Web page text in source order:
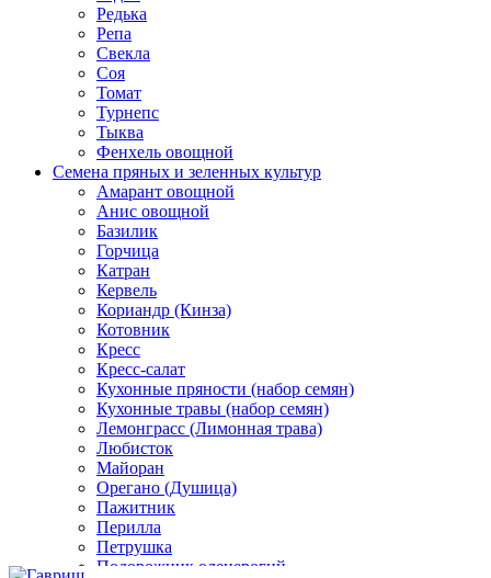
Редька
Репа
Свекла
Соя
Томат
Турнепс
Тыква
Фенхель овощной
Семена пряных и зеленных культур
Амарант овощной
Анис овощной
Базилик
Горчица
Катран
Кервель
Кориандр (Кинза)
Котовник
Кресс
Кресс-салат
Кухонные пряности (набор семян)
Кухонные травы (набор семян)
Лемонграсс (Лимонная трава)
Любисток
Майоран
Орегано (Душица)
Пажитник
Перилла
Петрушка
Подорожник оленерогий